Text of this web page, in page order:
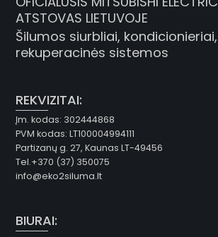
ATSTOVAS LIETUVOJE
Šilumos siurbliai, kondicionieriai,
rekuperacinės sistemos
REKVIZITAI:
Įm. kodas: 302444868
PVM kodas: LT100004994111
Partizanų g. 27, Kaunas LT-49456
Tel.+370 (37) 350075
info@eko2siluma.lt
BIURAI: